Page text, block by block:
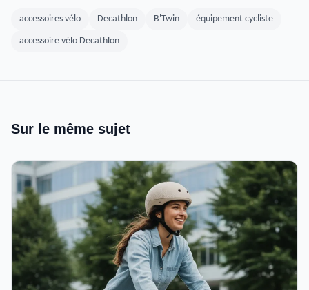
accessoires vélo Decathlon B'Twin équipement cycliste
accessoire vélo Decathlon
Sur le même sujet